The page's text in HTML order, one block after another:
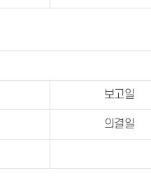
보고일
의결일